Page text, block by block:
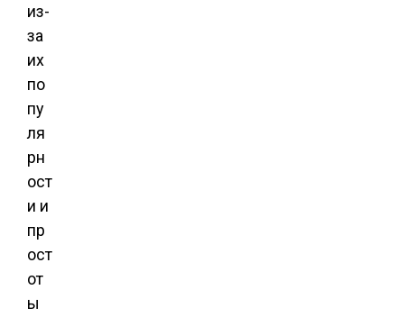
из-
за
их
по
пу
ля
рн
ост
и и
пр
ост
от
ы